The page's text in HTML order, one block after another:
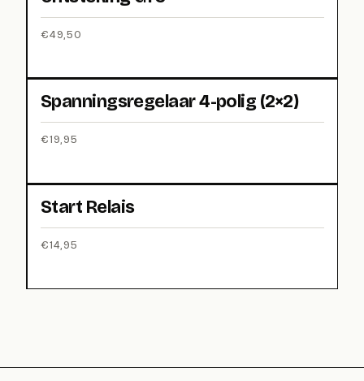
€49,50
Spanningsregelaar 4-polig (2×2)
€19,95
Start Relais
€14,95